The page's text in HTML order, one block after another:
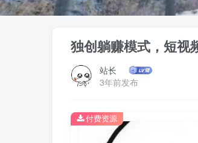
独创躺赚模式，短视
站长
3年前发布
付费资源